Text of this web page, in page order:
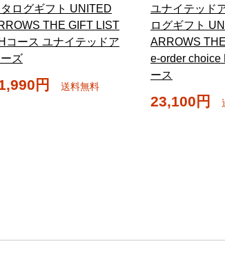
タログギフト UNITED
THE GIFT LIST
コース ユナイテッドア
ーズ
円 送料無料
ユナイテッド
ログギフト
ARROWS
e-order choice
ース
23,100円